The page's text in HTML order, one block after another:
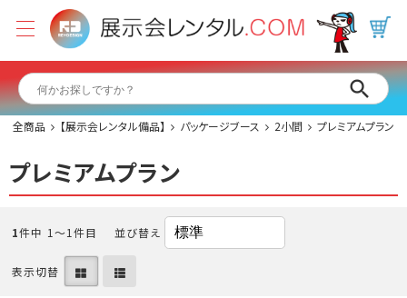
全商品 【展示会レンタル備品】 パッケージブース 2小間 プレミアムプラン
プレミアムプラン
1件中 1〜1件目 並び替え
表示切替